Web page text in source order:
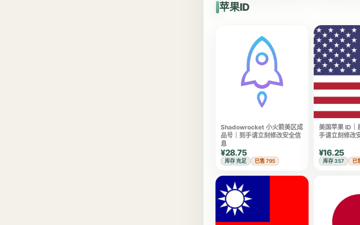
苹果ID
Shadowrocket 小火箭美区成
品号｜到手请立刻修改安全信
息
¥28.75
库存 充足 已售 795
美国苹果 ID｜
手请立刻修改
¥16.25
库存 357 已